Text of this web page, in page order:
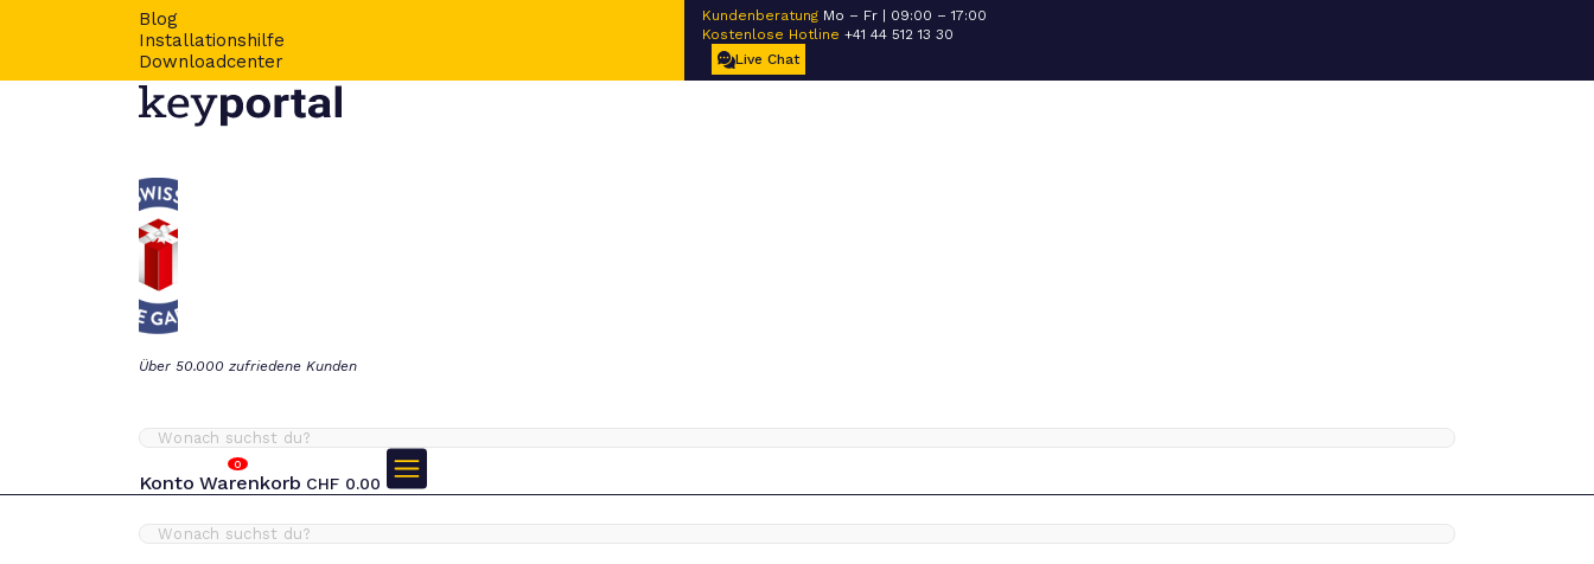
Blog
Installationshilfe
Downloadcenter
Kundenberatung Mo – Fr | 09:00 – 17:00
Kostenlose Hotline +41 44 512 13 30
Live Chat
Über 50.000 zufriedene Kunden
Konto
0
Warenkorb CHF 0.00